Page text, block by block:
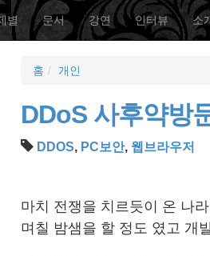
별 문서 강연 인터뷰 소
홈 개인
DDoS 사후약방
DDOS, PC보안, 웹브라우저
마치 전쟁을 치르듯이 온 나
며칠 밤샘을 할 정도 였고 개